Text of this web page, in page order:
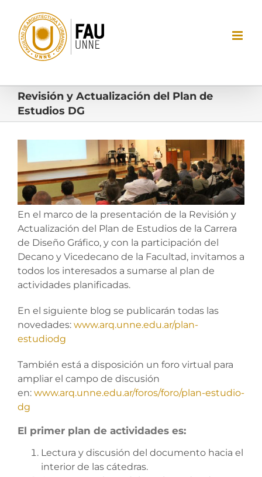
contenido
Revisión y Actualización del Plan de
Estudios DG
Ver
imagen
más
grande
En el marco de la presentación de la Revisión y
Actualización del Plan de Estudios de la Carrera
de Diseño Gráfico, y con la participación del
Decano y Vicedecano de la Facultad, invitamos a
todos los interesados a sumarse al plan de
actividades planificadas.
En el siguiente blog se publicarán todas las
novedades: www.arq.unne.edu.ar/plan-
estudiodg
También está a disposición un foro virtual para
ampliar el campo de discusión
en: www.arq.unne.edu.ar/foros/foro/plan-estudio-
dg
El primer plan de actividades es:
Lectura y discusión del documento hacia el
interior de las cátedras.